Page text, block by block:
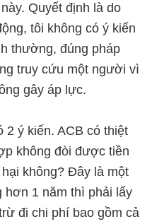
Quyết định là do
tôi không có ý kiến
thường, đúng pháp
truy cứu một người vì
gây áp lực.
2 ý kiến. ACB có thiệt
không đòi được tiền
không? Đây là một
hơn 1 năm thì phải lấy
đi chi phí bao gồm cả